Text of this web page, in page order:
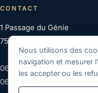
CONTACT
1 Passage du Génie
75012 Paris
06 22 99 16 62
06 83 11 08 58
Nous utilisons des
navigation et mesurer
les accepter ou les